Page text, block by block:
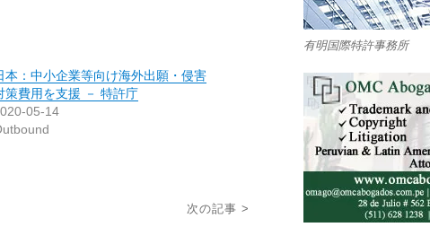
本：中小企業等向け海外出願・侵害
策費用を支援 － 特許庁
05-14
次の記事 >
有明国際特許事務所